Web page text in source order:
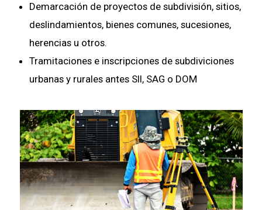
Demarcación de proyectos de subdivisión, sitios,
deslindamientos, bienes comunes, sucesiones,
herencias u otros.
Tramitaciones e inscripciones de subdiviciones
urbanas y rurales antes SII, SAG o DOM